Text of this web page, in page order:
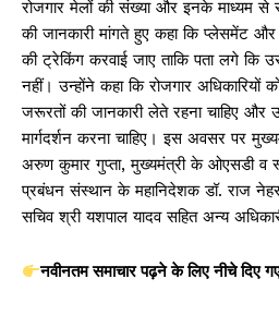
रोजगार मेलों की संख्या और इनके माध्यम से
की जानकारी मांगते हुए कहा कि प्लेसमेंट
की ट्रेकिंग करवाई जाए ताकि पता लगे कि
नहीं। उन्होंने कहा कि रोजगार अधिकारियों
जरूरतों की जानकारी लेते रहना चाहिए और
मार्गदर्शन करना चाहिए। इस अवसर पर
अरुण कुमार गुप्ता, मुख्यमंत्री के ओएसडी व
प्रबंधन संस्थान के महानिदेशक डॉ. राज
सचिव श्री यशपाल यादव सहित अन्य
नवीनतम समाचार पढ़ने के लिए नीचे दिए